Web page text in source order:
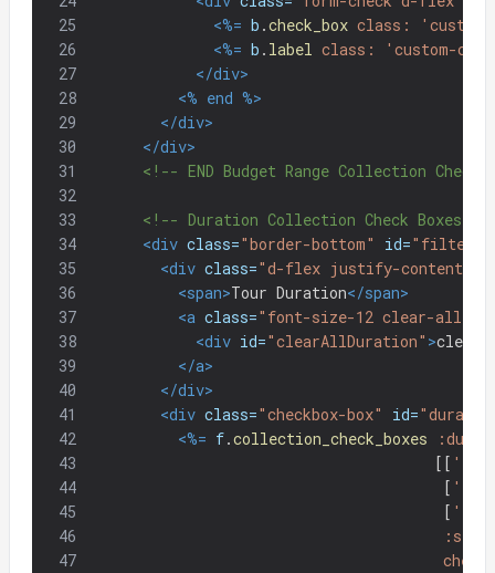
25
<%= b .check_box class:
26
<%= b . label class:
'custom-
27
</div>
28
<% end %>
29
</div>
30
</div>
31
<!-- END Budget Range Collection Check
32
33
<!-- Duration Collection Check Boxes --
34
<div class="border-bottom" id="filter-
35
<div class="d-flex justify-content-
36
<span>Tour Duration</span>
37
<a class="font-size-12 clear-all"
38
<div id="clearAllDuration" >clear
39
</a>
40
</div>
41
<div class="checkbox-box" id=
42
<%= f.collection_check_boxes
43
[[ '< 4
44
[ '4 -
45
[ '> 6
46
47